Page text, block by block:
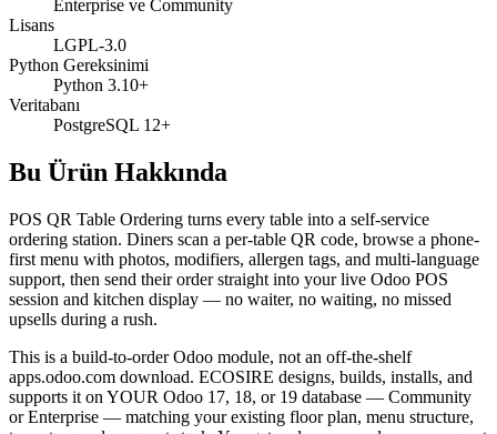
Enterprise ve Community
Lisans
LGPL-3.0
Python Gereksinimi
Python 3.10+
Veritabanı
PostgreSQL 12+
Bu Ürün Hakkında
POS QR Table Ordering turns every table into a self-service
ordering station. Diners scan a per-table QR code, browse a phone-
first menu with photos, modifiers, allergen tags, and multi-language
support, then send their order straight into your live Odoo POS
session and kitchen display — no waiter, no waiting, no missed
upsells during a rush.
This is a build-to-order Odoo module, not an off-the-shelf
apps.odoo.com download. ECOSIRE designs, builds, installs, and
supports it on YOUR Odoo 17, 18, or 19 database — Community
or Enterprise — matching your existing floor plan, menu structure,